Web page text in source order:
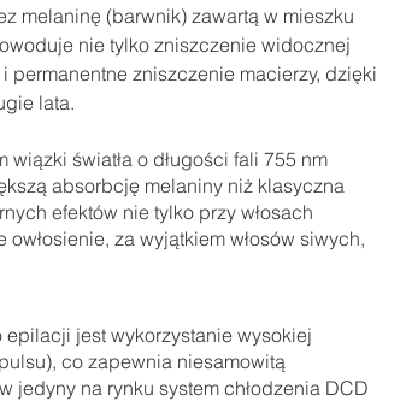
melaninę (barwnik) zawartą w mieszku
nie tylko zniszczenie widocznej
i permanentne zniszczenie macierzy, dzięki
lata.
światła o długości fali 755 nm
absorbcję melaniny niż klasyczna
efektów nie tylko przy włosach
za wyjątkiem włosów siwych,
jest wykorzystanie wysokiej
co zapewnia niesamowitą
jedyny na rynku system chłodzenia DCD